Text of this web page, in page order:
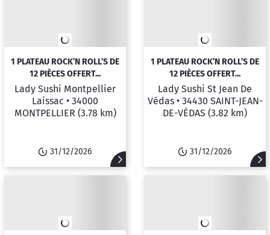
1 PLATEAU ROCK’N ROLL’S DE
12 PIÈCES OFFERT...
Lady Sushi Montpellier
Laissac • 34000
MONTPELLIER (3.78 km)
31/12/2026
1 PLATEAU ROCK’N ROLL’S DE
12 PIÈCES OFFERT...
Lady Sushi St Jean De
Védas • 34430 SAINT-JEAN-
DE-VÉDAS (3.82 km)
31/12/2026